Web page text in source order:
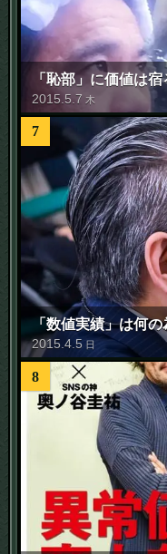
「恥部」に価値は宿
2015 5 .7 木
7
「数値実績」は何
2015 .4 .5 日
8